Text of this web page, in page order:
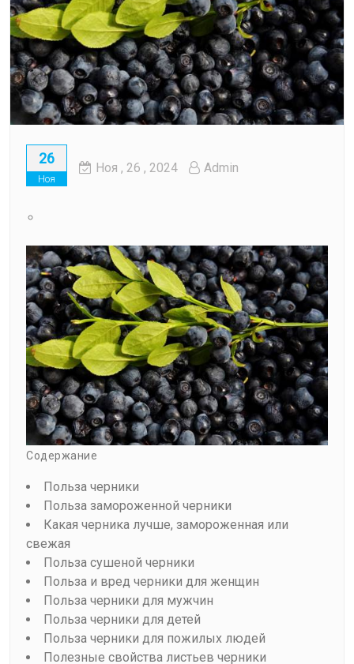
26
Ноя
Ноя , 26 , 2024 Admin
Содержание
Польза черники
Польза замороженной черники
Какая черника лучше, замороженная или
свежая
Польза сушеной черники
Польза и вред черники для женщин
Польза черники для мужчин
Польза черники для детей
Польза черники для пожилых людей
Полезные свойства листьев черники